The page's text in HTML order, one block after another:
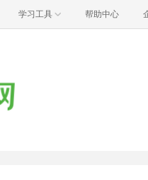
学习工具 帮助中心